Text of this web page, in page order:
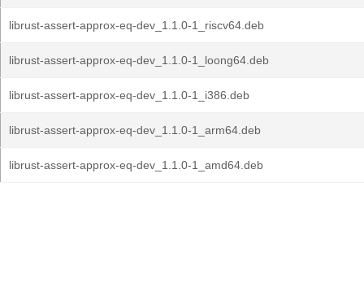
librust-assert-approx-eq-dev_1.1.0-1_riscv64.deb
librust-assert-approx-eq-dev_1.1.0-1_loong64.deb
librust-assert-approx-eq-dev_1.1.0-1_i386.deb
librust-assert-approx-eq-dev_1.1.0-1_arm64.deb
librust-assert-approx-eq-dev_1.1.0-1_amd64.deb